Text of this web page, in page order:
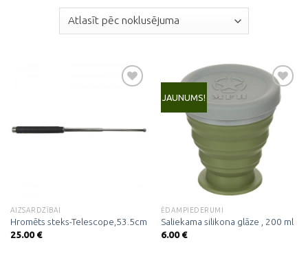
vēlmju
AIZSARDZĪBAI
Hromēts steks-Telescope,53.5cm
25.00€
JAUNUMS!
Pievienot
vēlmju
sarakstam
ĒDAMPIEDERUMI
Saliekama silikona glāze , 200 ml
6.00€